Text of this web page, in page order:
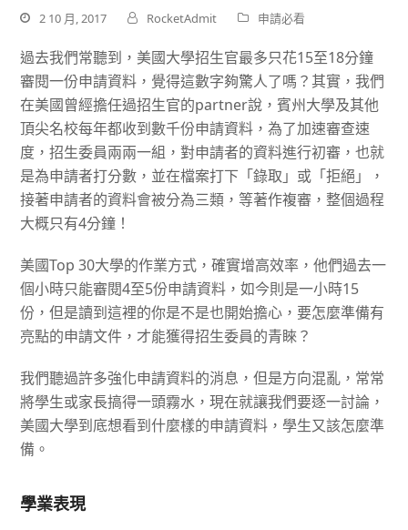
2 10 月, 2017 RocketAdmit 申請必看
過去我們常聽到，美國大學招生官最多只花15至18分鐘
審閱一份申請資料，覺得這數字夠驚人了嗎？其實，我們
在美國曾經擔任過招生官的partner說，賓州大學及其他
頂尖名校每年都收到數千份申請資料，為了加速審查速
度，招生委員兩兩一組，對申請者的資料進行初審，也就
是為申請者打分數，並在檔案打下「錄取」或「拒絕」，
接著申請者的資料會被分為三類，等著作複審，整個過程
大概只有4分鐘！
美國Top 30大學的作業方式，確實增高效率，他們過去一
個小時只能審閱4至5份申請資料，如今則是一小時15
份，但是讀到這裡的你是不是也開始擔心，要怎麼準備有
亮點的申請文件，才能獲得招生委員的青睞？
我們聽過許多強化申請資料的消息，但是方向混亂，常常
將學生或家長搞得一頭霧水，現在就讓我們要逐一討論，
美國大學到底想看到什麼樣的申請資料，學生又該怎麼準
備。
學業表現